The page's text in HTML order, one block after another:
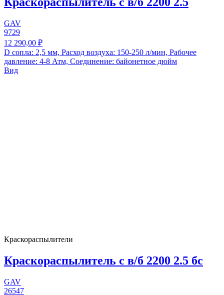
GAV
9729
12 290,00 ₽
D сопла: 2,5 мм, Расход воздуха: 150-250 л/мин, Рабочее
давление: 4-8 Атм, Соединение: байонетное дюйм
Вид
Краскораспылители
Краскораспылитель с в/б 2200 2.5 бс
GAV
26547